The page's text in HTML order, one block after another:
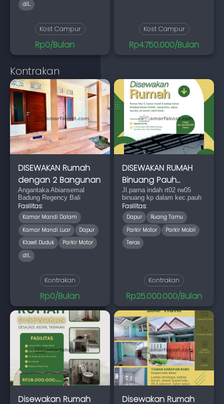
dll...
Kost Campur
Rp0/Bulan
Kost Campur
Rp4.750.000/Bulan
Kontrakan
DISEWAKAN Rumah
dengan 2 Bangunan
Angantaka Abiansemal
Badung Regency Bali
Fasilitas:
Kamar Mandi Dalam
Kamar Mandi Luar
Dapur
Kloset Duduk
Parkir Motor
dll...
Kontrakan
Rp0/Bulan
DISEWAKAN RUMAH
Binuang Pauh
Padang
Jl.parna indah rt02 rw05
binuang kp dalam kec.pauh
Fasilitas:
Dapur
Ruang Tamu
Parkir Motor
Parkir Mobil
Teras
Kontrakan
Rp25.000.000/Bulan
Disewakan Rumah Disewakan Rumah